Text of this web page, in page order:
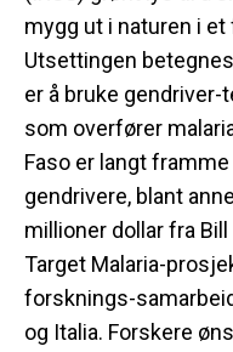
mygg ut i naturen i
Utsettingen
er å bruke
som overfører
Faso er langt
gendrivere, blant
millioner dollar fra
Target Malaria-
forsknings-
og Italia. Forskere